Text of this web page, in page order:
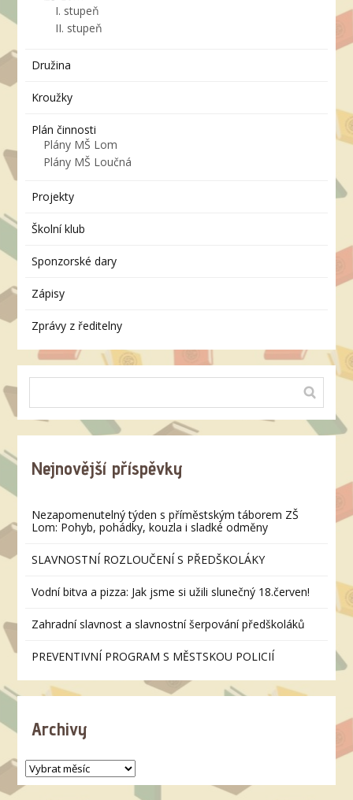
I. stupeň
II. stupeň
Družina
Kroužky
Plán činnosti
Plány MŠ Lom
Plány MŠ Loučná
Projekty
Školní klub
Sponzorské dary
Zápisy
Zprávy z ředitelny
Nejnovější příspěvky
Nezapomenutelný týden s příměstským táborem ZŠ
Lom: Pohyb, pohádky, kouzla i sladké odměny
SLAVNOSTNÍ ROZLOUČENÍ S PŘEDŠKOLÁKY
Vodní bitva a pizza: Jak jsme si užili slunečný 18.červen!
Zahradní slavnost a slavnostní šerpování předškoláků
PREVENTIVNÍ PROGRAM S MĚSTSKOU POLICIÍ
Archivy